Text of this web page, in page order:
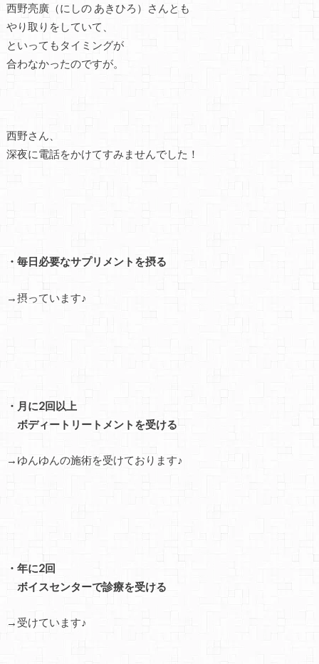
西野亮廣（にしの あきひろ）さんとも
やり取りをしていて、
といってもタイミングが
合わなかったのですが。
西野さん、
深夜に電話をかけてすみませんでした！
・毎日必要なサプリメントを摂る
→摂っています♪
・月に2回以上
ボディートリートメントを受ける
→ゆんゆんの施術を受けております♪
・年に2回
ボイスセンターで診療を受ける
→受けています♪